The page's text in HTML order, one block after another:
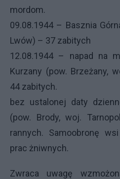
mordom.
09.08.1944 – Basznia
Lwów) – 37 zabitych
12.08.1944 – napad na
Kurzany (pow. Brzeżany,
44 zabitych.
bez ustalonej daty
(pow. Brody, woj.
rannych. Samoobronę
prac żniwnych.
Zwraca uwagę